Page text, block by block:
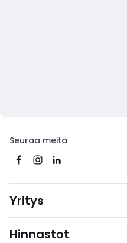
Seuraa meitä
Yritys
Hinnastot